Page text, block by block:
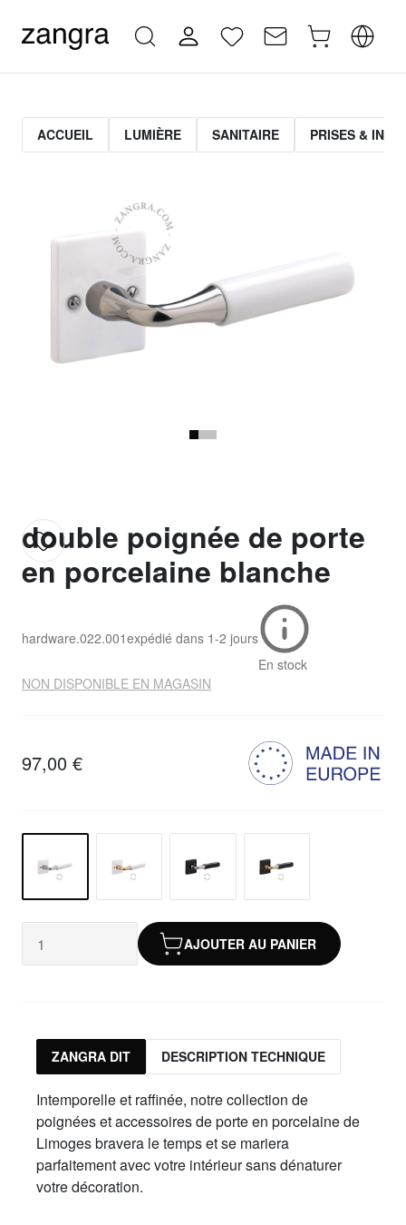
ACCUEIL LUMIÈRE SANITAIRE PRISES &
double poignée de porte
en porcelaine blanche
hardware.022.001expédié dans 1-2 jours
En stock
NON DISPONIBLE EN MAGASIN
97,00 €
AJOUTER AU PANIER
ZANGRA DIT DESCRIPTION TECHNIQUE
Intemporelle et raffinée, notre collection de
poignées et accessoires de porte en porcelaine de
Limoges bravera le temps et se mariera
parfaitement avec votre intérieur sans dénaturer
votre décoration.